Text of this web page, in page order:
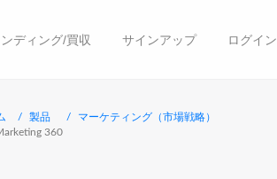
ディング/買収 サインアップ ログイン
製品
マーケティング（市場戦略）
360